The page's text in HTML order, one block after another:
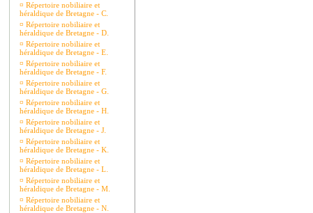
¤ Répertoire nobiliaire et
héraldique de Bretagne - C.
¤ Répertoire nobiliaire et
héraldique de Bretagne - D.
¤ Répertoire nobiliaire et
héraldique de Bretagne - E.
¤ Répertoire nobiliaire et
héraldique de Bretagne - F.
¤ Répertoire nobiliaire et
héraldique de Bretagne - G.
¤ Répertoire nobiliaire et
héraldique de Bretagne - H.
¤ Répertoire nobiliaire et
héraldique de Bretagne - J.
¤ Répertoire nobiliaire et
héraldique de Bretagne - K.
¤ Répertoire nobiliaire et
héraldique de Bretagne - L.
¤ Répertoire nobiliaire et
héraldique de Bretagne - M.
¤ Répertoire nobiliaire et
héraldique de Bretagne - N.